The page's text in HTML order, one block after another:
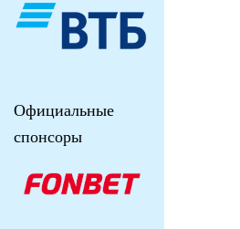
Официальные
спонсоры